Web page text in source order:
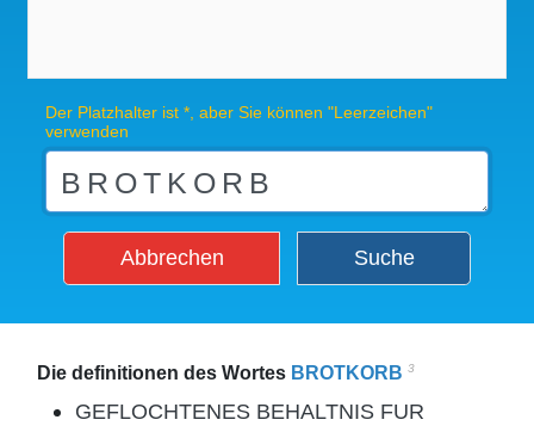
Der Platzhalter ist *, aber Sie können "Leerzeichen"
verwenden
Abbrechen Suche
Die definitionen des Wortes BROTKORB 3
GEFLOCHTENES BEHALTNIS FUR